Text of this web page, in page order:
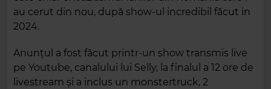
au cerut din nou, după show-ul incredibil făcut in
2024.
Anunțul a fost făcut printr-un show transmis live
pe Youtube, canalului lui Selly, la finalul a 12 ore de
livestream și a inclus un monstertruck, 2